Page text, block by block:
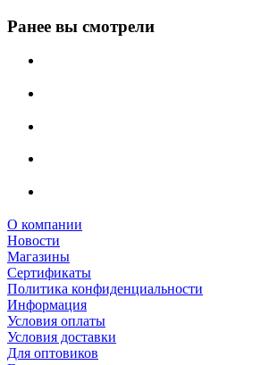
Ранее вы смотрели
О компании
Новости
Магазины
Сертификаты
Политика конфиденциальности
Информация
Условия оплаты
Условия доставки
Для оптовиков